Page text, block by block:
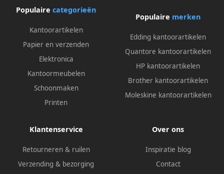
Populaire categorieën
Kantoorartikelen
Papier en verzenden
Elektronica
Kantoormeubelen
Schoonmaken
Printen
Populaire merken
Edding kantoorartikelen
Quantore kantoorartikelen
HP kantoorartikelen
Brother kantoorartikelen
Moleskine kantoorartikelen
Klantenservice
Retourneren & ruilen
Verzending & bezorging
Over ons
Inspiratie blog
Contact